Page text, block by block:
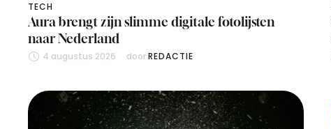
TECH
Aura brengt zijn slimme digitale fotolijsten
naar Nederland
4 augustus 2026 door REDACTIE